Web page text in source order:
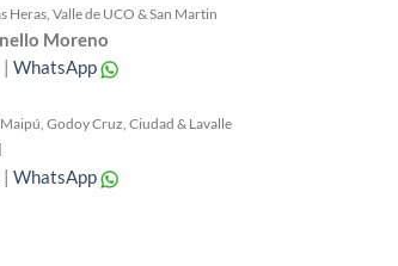
Heras, Valle de UCO & San Martin
Moreno
|WhatsApp
Godoy Cruz, Ciudad & Lavalle
|WhatsApp